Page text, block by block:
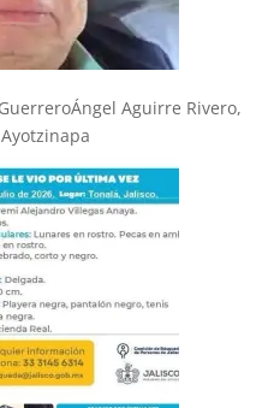
Aguirre Rivero,